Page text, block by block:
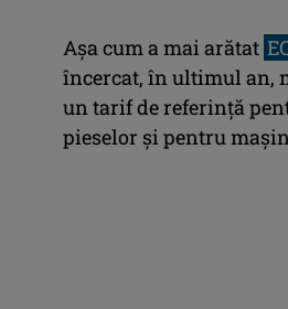
Așa cum a mai arătat
încercat, în ultimul an,
un tarif de referință
pieselor și pentru